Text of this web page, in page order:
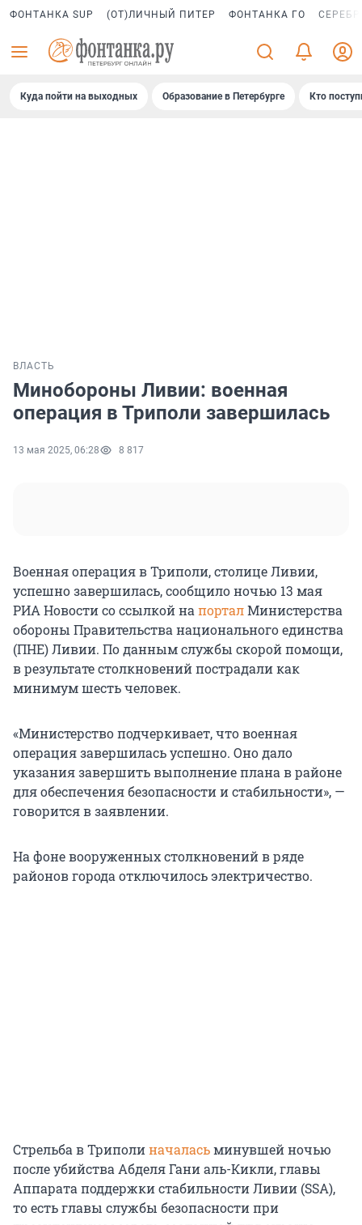
ФОНТАНКА SUP (ОТ)ЛИЧНЫЙ ПИТЕР ФОНТАНКА ГО
Куда пойти на выходных Образование в Петербурге Кто
ВЛАСТЬ
Минобороны Ливии: военная
операция в Триполи завершилась
13 мая 2025, 06:28 8 817
Военная операция в Триполи, столице Ливии,
успешно завершилась, сообщило ночью 13 мая
РИА Новости со ссылкой на порталМинистерства
обороны Правительства национального единства
(ПНЕ) Ливии. По данным службы скорой помощи,
в результате столкновений пострадали как
минимум шесть человек.
«Министерство подчеркивает, что военная
операция завершилась успешно. Оно дало
указания завершить выполнение плана в районе
для обеспечения безопасности и стабильности», —
говорится в заявлении.
На фоне вооруженных столкновений в ряде
районов города отключилось электричество.
Стрельба в Триполиначаласьминувшей ночью
после убийства Абделя Гани аль-Кикли, главы
Аппарата поддержки стабильности Ливии (SSA),
то есть главы службы безопасности при